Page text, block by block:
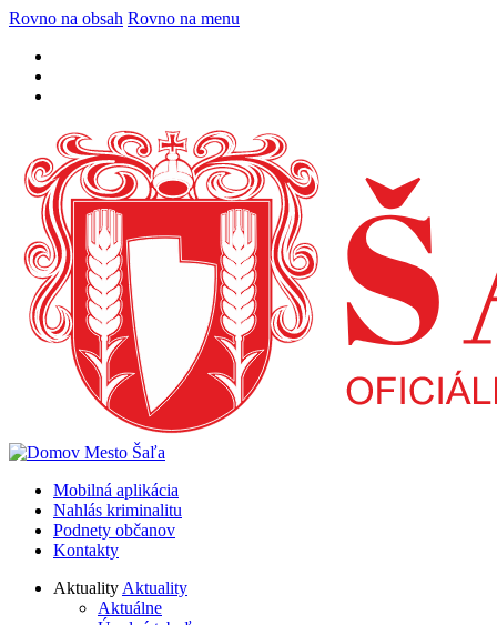
Rovno na obsah Rovno na menu
Mobilná aplikácia
Nahlás kriminalitu
Podnety občanov
Kontakty
AktualityAktuality
Aktuálne